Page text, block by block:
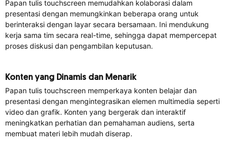
Papan tulis touchscreen memudahkan kolaborasi dalam
presentasi dengan memungkinkan beberapa orang untuk
berinteraksi dengan layar secara bersamaan. Ini mendukung
kerja sama tim secara real-time, sehingga dapat mempercepat
proses diskusi dan pengambilan keputusan.
Konten yang Dinamis dan Menarik
Papan tulis touchscreen memperkaya konten belajar dan
presentasi dengan mengintegrasikan elemen multimedia seperti
video dan grafik. Konten yang bergerak dan interaktif
meningkatkan perhatian dan pemahaman audiens, serta
membuat materi lebih mudah diserap.